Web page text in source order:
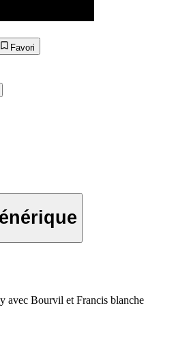
Favori
avec Bourvil et Francis blanche